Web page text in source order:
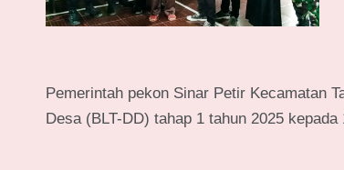
Pemerintah pekon Sinar Petir Kecamatan
Desa (BLT-DD) tahap 1 tahun 2025